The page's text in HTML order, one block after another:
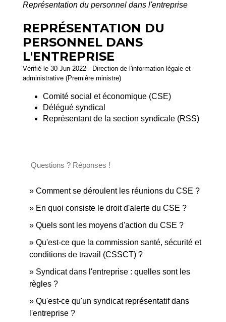
Représentation du personnel dans l'entreprise
REPRÉSENTATION DU
PERSONNEL DANS
L'ENTREPRISE
Vérifié le 30 Jun 2022 - Direction de l'information légale et
administrative (Première ministre)
Comité social et économique (CSE)
Délégué syndical
Représentant de la section syndicale (RSS)
Questions ? Réponses !
Comment se déroulent les réunions du CSE ?
En quoi consiste le droit d'alerte du CSE ?
Quels sont les moyens d'action du CSE ?
Qu'est-ce que la commission santé, sécurité et
conditions de travail (CSSCT) ?
Syndicat dans l'entreprise : quelles sont les
règles ?
Qu'est-ce qu'un syndicat représentatif dans
l'entreprise ?